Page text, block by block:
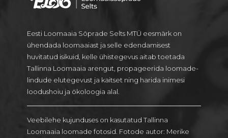
Eesti Loomaaia Sõprade Selts MTÜ eesmärk on
ühendada loomaaiast ja selle edendamisest
huvitatud isikuid, kelle ühistegevus aitab toetada
Tallinna Loomaaia arengut, propageerida loomade-
lindude elutegevust ja kaitset ning harida inimesi
loodushoiu ja ökoloogia alal.
Veebilehe kujunduses on kasutatud Tallinna
Loomaaia loomade fotosid. Fotode autor: Merike